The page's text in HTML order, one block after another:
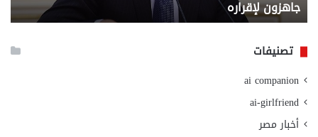
جاهزون لإقراره
تصنيفات
ai companion
ai-girlfriend
أخبار مصر